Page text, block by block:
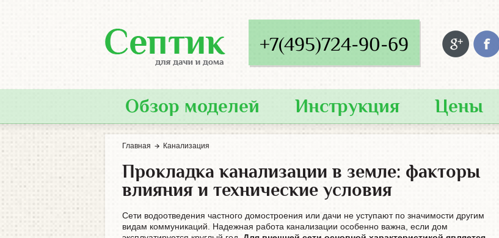
+7(495)724-90-69
Обзор моделей Инструкция Цены
Главная Канализация
Прокладка канализации в земле: факторы
влияния и технические условия
Сети водоотведения частного домостроения или дачи не уступают по значимости другим
видам коммуникаций. Надежная работа канализации особенно важна, если дом